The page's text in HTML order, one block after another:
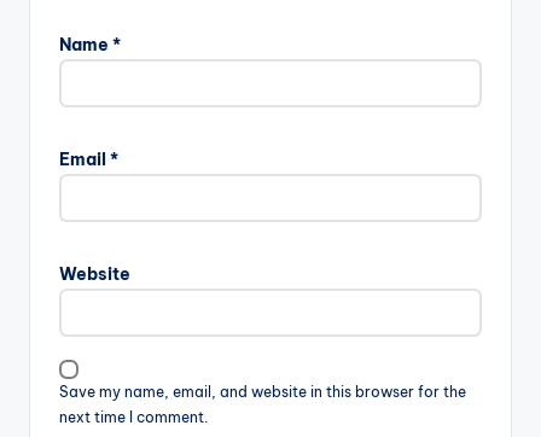
Name *
Email *
Website
Save my name, email, and website in this browser for the
next time I comment.